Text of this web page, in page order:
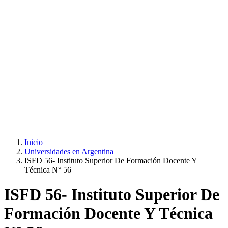
Inicio
Universidades en Argentina
ISFD 56- Instituto Superior De Formación Docente Y
Técnica N° 56
ISFD 56- Instituto Superior De
Formación Docente Y Técnica